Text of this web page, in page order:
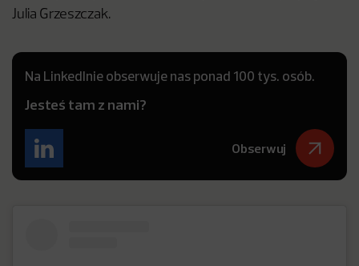
Julia Grzeszczak.
Na LinkedInie obserwuje nas ponad 100 tys. osób.
Jesteś tam z nami?
Obserwuj